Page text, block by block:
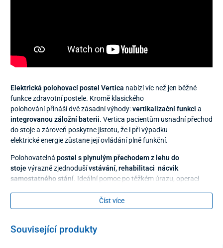
Elektrická polohovací postel Vertica nabízí víc než jen běžné
funkce zdravotní postele. Kromě klasického
polohování přináší dvě zásadní výhody:vertikalizační funkci a
integrovanou záložní baterii. Vertica pacientům usnadní přechod
do stoje a zároveň poskytne jistotu, že i při výpadku
elektrické energie zůstane její ovládání plně funkční.
Polohovatelná postel s plynulým přechodem z lehu do
stojevýrazně zjednodušívstávání, rehabilitaci nácvik
samostatného stání . Ideální pomoc po těžkém úrazu, operaci
nebo věkem. Pro pacienta to znamená víc samostatnosti a
pro opatrovatele podstatně efektívnější manipulaci.
Číst více
Související produkty